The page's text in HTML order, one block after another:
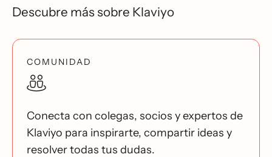
Descubre más sobre Klaviyo
COMUNIDAD
Conecta con colegas, socios y expertos de
Klaviyo para inspirarte, compartir ideas y
resolver todas tus dudas.